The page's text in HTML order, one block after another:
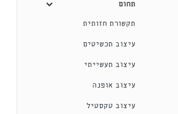
תחום
תקשורת חזותית
עיצוב תכשיטים
עיצוב תעשייתי
עיצוב אופנה
עיצוב טקסטיל